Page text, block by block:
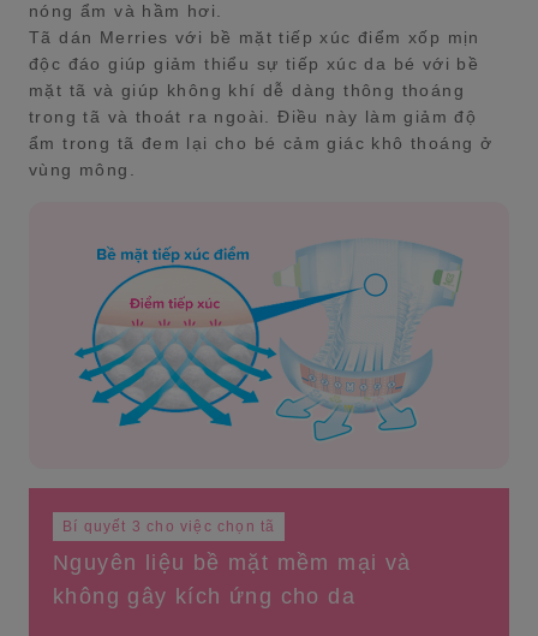
nóng ẩm và hầm hơi.
Tã dán Merries với bề mặt tiếp xúc điểm xốp mịn
độc đáo giúp giảm thiểu sự tiếp xúc da bé với bề
mặt tã và giúp không khí dễ dàng thông thoáng
trong tã và thoát ra ngoài. Điều này làm giảm độ
ẩm trong tã đem lại cho bé cảm giác khô thoáng ở
vùng mông.
Bí quyết 3 cho việc chọn tã
Nguyên liệu bề mặt mềm mại và
không gây kích ứng cho da